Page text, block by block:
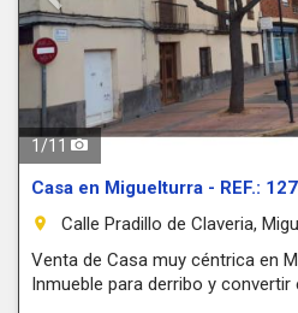
1 /11
Casa en Miguelturra - REF.:
room
Calle Pradillo de Claveria,
Venta de Casa muy céntrica en
Inmueble para derribo y convertir